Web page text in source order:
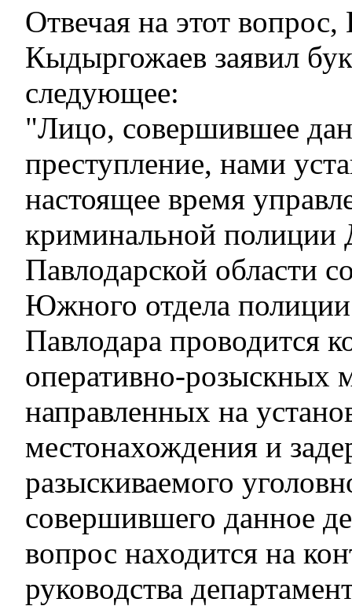
Отвечая на этот
Кыдыргожаев заявил
следующее:
"Лицо, совершившее
преступление, нами
настоящее время
криминальной
Павлодарской области
Южного отдела
Павлодара проводится
оперативно-розыскных
направленных на
местонахождения и
разыскиваемого
совершившего данное
вопрос находится на
руководства